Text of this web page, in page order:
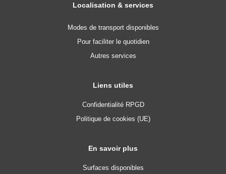
Localisation & services
Modes de transport disponibles
Pour faciliter le quotidien
Autres services
Liens utiles
Confidentialité RPGD
Politique de cookies (UE)
En savoir plus
Surfaces disponibles